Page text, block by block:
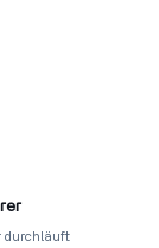
durchläuft